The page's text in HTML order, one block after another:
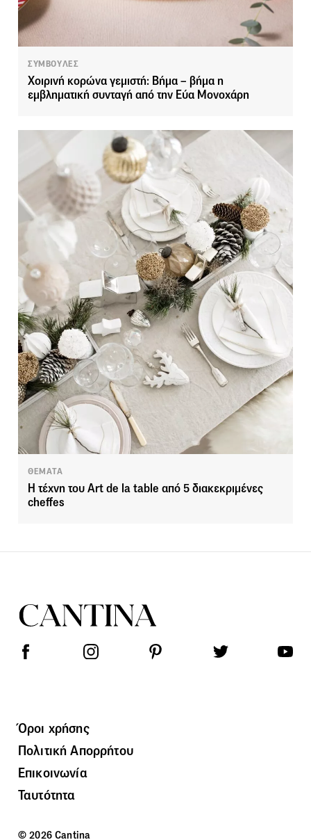
ΣΥΜΒΟΥΛΕΣ
Χοιρινή κορώνα γεμιστή: Βήμα – βήμα η
εμβληματική συνταγή από την Εύα Μονοχάρη
ΘΕΜΑΤΑ
Η τέχνη του Art de la table από 5 διακεκριμένες
cheffes
Όροι χρήσης
Πολιτική Απορρήτου
Επικοινωνία
Ταυτότητα
© 2026 Cantina